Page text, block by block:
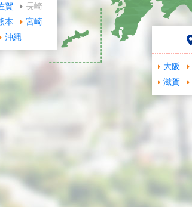
大阪
滋賀
賀
長崎
本
宮崎
沖縄